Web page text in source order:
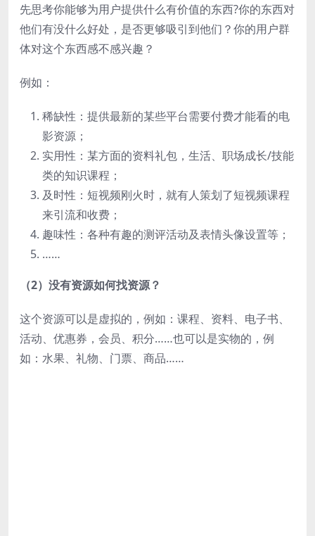
先思考你能够为用户提供什么有价值的东西?你的东西对
他们有没什么好处，是否更够吸引到他们？你的用户群
体对这个东西感不感兴趣？
例如：
稀缺性：提供最新的某些平台需要付费才能看的电
影资源；
实用性：某方面的资料礼包，生活、职场成长/技能
类的知识课程；
及时性：短视频刚火时，就有人策划了短视频课程
来引流和收费；
趣味性：各种有趣的测评活动及表情头像设置等；
……
（2）没有资源如何找资源？
这个资源可以是虚拟的，例如：课程、资料、电子书、
活动、优惠券，会员、积分……也可以是实物的，例
如：水果、礼物、门票、商品……